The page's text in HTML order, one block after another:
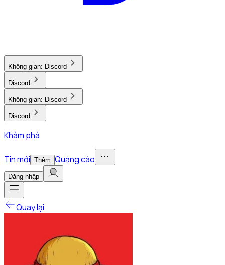
Không gian: Discord
Discord
Không gian: Discord
Discord
Khám phá
Tin mới Thêm Quảng cáo
Đăng nhập
Quay lại